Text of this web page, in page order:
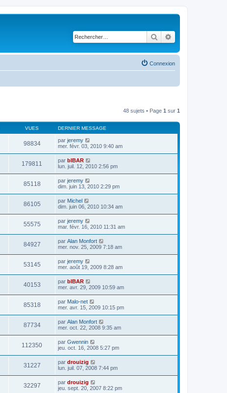
Rechercher
Connexion
48 sujets • Page 1 sur 1
VUES DERNIER MESSAGE
98834 par jeremy
mer. févr. 03, 2010 9:40 am
179811 par bIBAR
lun. juil. 12, 2010 2:56 pm
85118 par jeremy
dim. juin 13, 2010 2:29 pm
86105 par Michel
dim. juin 06, 2010 10:34 am
55575 par jeremy
mar. févr. 16, 2010 11:31 am
84927 par Alan Monfort
mer. nov. 25, 2009 7:18 am
53145 par jeremy
mer. août 19, 2009 8:28 am
40153 par bIBAR
mer. avr. 29, 2009 10:59 am
85318 par Malo-net
mer. avr. 15, 2009 10:15 pm
87734 par Alan Monfort
mer. oct. 22, 2008 9:35 am
112350 par Gwennin
jeu. oct. 16, 2008 5:27 pm
31227 par drouizig
lun. juil. 07, 2008 7:44 pm
32297 par drouizig
jeu. sept. 20, 2007 8:22 pm